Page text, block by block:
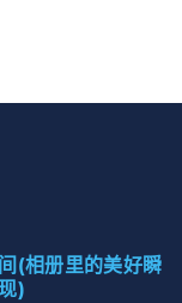
(相册里的美好瞬
)